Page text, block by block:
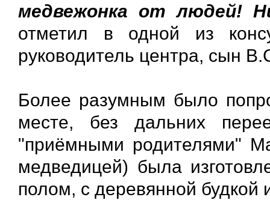
медвежонка от людей!
отметил в одной из
руководитель центра, сын
Более разумным было
месте, без дальних
"приёмными родителями"
медведицей) была
полом, с деревянной будкой